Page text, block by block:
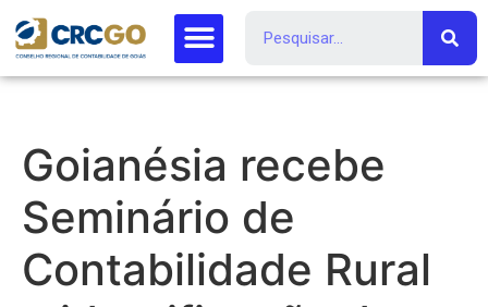
Goianésia recebe
Seminário de
Contabilidade Rural